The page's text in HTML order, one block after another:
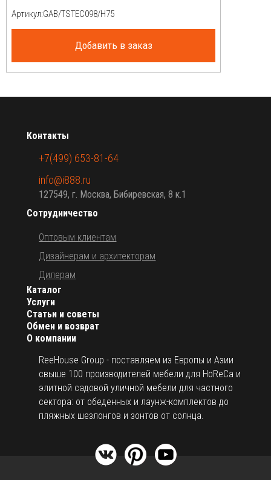
Артикул:
Добавить в заказ
О компании
ReeHouse Group - поставляем из Европы и Азии
свыше 100 производителей мебели для HoReCa и
элитной садовой уличной мебели для частного
сектора: от обеденных и лаунж-комплектов до
пляжных шезлонгов и зонтов от солнца.
Каталог
Услуги
Статьи и советы
Обмен и возврат
Сотрудничество
Оптовым клиентам
Дизайнерам и архитекторам
Дилерам
Контакты
+7(499) 653-81-64
info@i888.ru
127549, г. Москва, Бибиревская, 8 к.1